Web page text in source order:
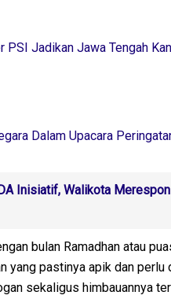
Jadikan Jawa Tengah
Dalam Upacara
Inisiatif, Walikota
bulan Ramadhan atau
yang pastinya apik dan perlu
sekaligus himbauannya